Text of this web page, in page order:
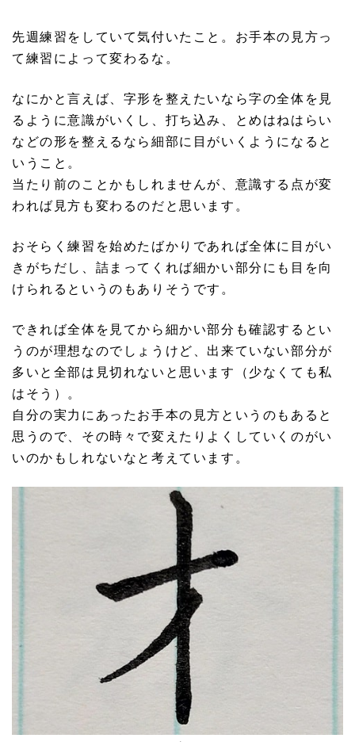
先週練習をしていて気付いたこと。お手本の見方っ
て練習によって変わるな。
なにかと言えば、字形を整えたいなら字の全体を見
るように意識がいくし、打ち込み、とめはねはらい
などの形を整えるなら細部に目がいくようになると
いうこと。
当たり前のことかもしれませんが、意識する点が変
われば見方も変わるのだと思います。
おそらく練習を始めたばかりであれば全体に目がい
きがちだし、詰まってくれば細かい部分にも目を向
けられるというのもありそうです。
できれば全体を見てから細かい部分も確認するとい
うのが理想なのでしょうけど、出来ていない部分が
多いと全部は見切れないと思います（少なくても私
はそう）。
自分の実力にあったお手本の見方というのもあると
思うので、その時々で変えたりよくしていくのがい
いのかもしれないなと考えています。